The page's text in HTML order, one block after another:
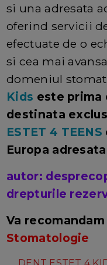
si una adresata
oferind servicii
efectuate de o
si cea mai
domeniul
Kids este prima
destinata
ESTET 4 TEENS
Europa
autor:
drepturile
Va
Stomatologie